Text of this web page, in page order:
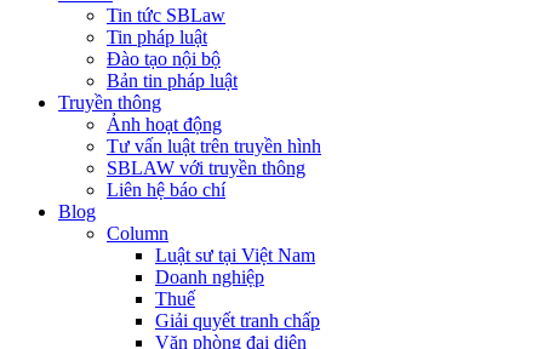
Tin tức SBLaw
Tin pháp luật
Đào tạo nội bộ
Bản tin pháp luật
Truyền thông
Ảnh hoạt động
Tư vấn luật trên truyền hình
SBLAW với truyền thông
Liên hệ báo chí
Blog
Column
Luật sư tại Việt Nam
Doanh nghiệp
Thuế
Giải quyết tranh chấp
Văn phòng đại diện